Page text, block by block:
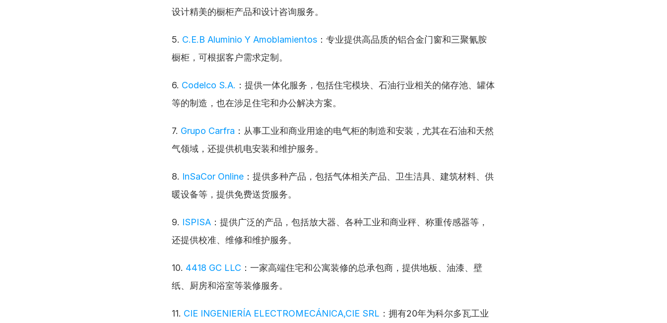
设计精美的橱柜产品和设计咨询服务。
5. C.E.B Aluminio Y Amoblamientos ：专业提供高品质的铝合金门窗和三聚氰胺
橱柜，可根据客户需求定制。
6. Codelco S.A. ：提供一体化服务，包括住宅模块、石油行业相关的储存池、罐体
等的制造，也在涉足住宅和办公解决方案。
7. Grupo Carfra ：从事工业和商业用途的电气柜的制造和安装，尤其在石油和天然
气领域，还提供机电安装和维护服务。
8. InSaCor Online ：提供多种产品，包括气体相关产品、卫生洁具、建筑材料、供
暖设备等，提供免费送货服务。
9. ISPISA ：提供广泛的产品，包括放大器、各种工业和商业秤、称重传感器等，
还提供校准、维修和维护服务。
10. 4418 GC LLC ：一家高端住宅和公寓装修的总承包商，提供地板、油漆、壁
纸、厨房和浴室等装修服务。
11. CIE INGENIERÍA ELECTROMECÁNICA,CIE SRL ：拥有20年为科尔多瓦工业